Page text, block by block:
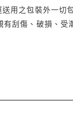
用之包裝外一切
刮傷、破損、